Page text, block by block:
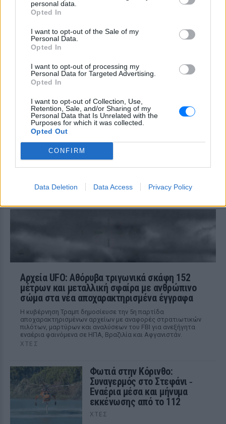
personal data.
Opted In
I want to opt-out of the Sale of my
Personal Data.
Opted In
I want to opt-out of processing my
Personal Data for Targeted Advertising.
Opted In
I want to opt-out of Collection, Use,
Retention, Sale, and/or Sharing of my
Personal Data that Is Unrelated with the
Purposes for which it was collected.
Opted Out
CONFIRM
Data Deletion Data Access Privacy Policy
γυναίκα και το παιδί μου, τα
ΧΤΕΣ
– Δράμας, κοντά στην Παλαιοκώμη.
Καταδίωξη στο κέντρο της
τζάμι του οδηγού – «Μην κάνεις
ΧΤΕΣ
λευκό όχημα έχασε τον έλεγχο και
Αρχεία UFO: Αθόρυβα τριγωνικά σκάφη 152
μέτρων και μεταλλική σφαίρα με ανθρώπινο
σώμα στα νέα αποχαρακτηρισμένα έγγραφα
Η κυβέρνηση Τραμπ δημοσίευσε την 5η παρτίδα
αποχαρακτηρισμένων αρχείων με αναφορές στρατιωτικών
πιλότων, μαρτύρων και αναλύσεων του FBI για ανεξήγητα
εναέρια φαινόμενα σε ΗΠΑ, Βραζιλία και Αφγανιστάν.
ΧΤΕΣ
Φωτιά στην Κόρινθο:
Συναγερμός στο Στεφάνι ‑
Εναέρια μέσα και μήνυμα
εκκένωσης από το 112
ΧΤΕΣ